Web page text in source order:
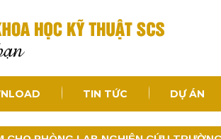
TIN TỨC DỰ ÁN